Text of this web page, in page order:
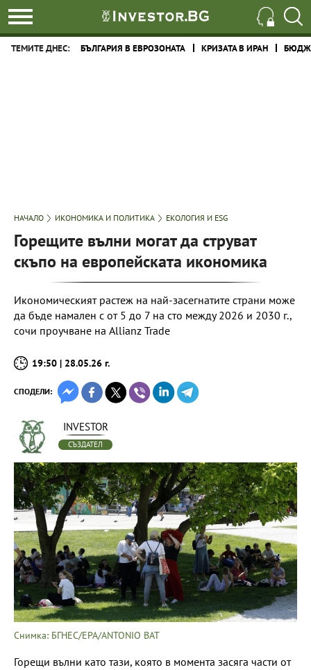
ТЕМИТЕ ДНЕС: БЪЛГАРИЯ В ЕВРОЗОНАТА КРИЗАТА В ИРАН
НАЧАЛО ИКОНОМИКА И ПОЛИТИКА ЕКОЛОГИЯ И ESG
Горещите вълни могат да струват
скъпо на европейската икономика
Икономическият растеж на най-засегнатите страни може
да бъде намален с от 5 до 7 на сто между 2026 и 2030 г.,
сочи проучване на Allianz Trade
19:50 | 28.05.26 г.
СПОДЕЛИ:
INVESTOR
СЪЗДАТЕЛ
Снимка: БГНЕС/EPA/ANTONIO BAT
Горещи вълни като тази, която в момента засяга части от